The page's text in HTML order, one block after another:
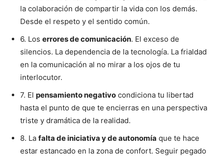
la colaboración de compartir la vida con los demás.
Desde el respeto y el sentido común.
6. Los errores de comunicación. El exceso de
silencios. La dependencia de la tecnología. La frialdad
en la comunicación al no mirar a los ojos de tu
interlocutor.
7. El pensamiento negativo condiciona tu libertad
hasta el punto de que te encierras en una perspectiva
triste y dramática de la realidad.
8. La falta de iniciativa y de autonomía que te hace
estar estancado en la zona de confort. Seguir pegado